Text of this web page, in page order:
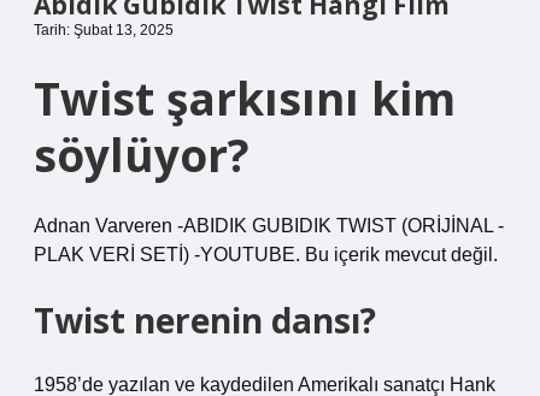
Tarih: Şubat 13, 2025
Twist şarkısını kim
söylüyor?
Adnan Varveren -ABIDIK GUBIDIK TWIST (ORİJİNAL -
PLAK VERİ SETİ) -YOUTUBE. Bu içerik mevcut değil.
Twist nerenin dansı?
1958’de yazılan ve kaydedilen Amerikalı sanatçı Hank